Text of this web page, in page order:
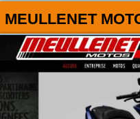
Où :
Retrouvez dans votre
les bonnes adresses de
MEULLENET